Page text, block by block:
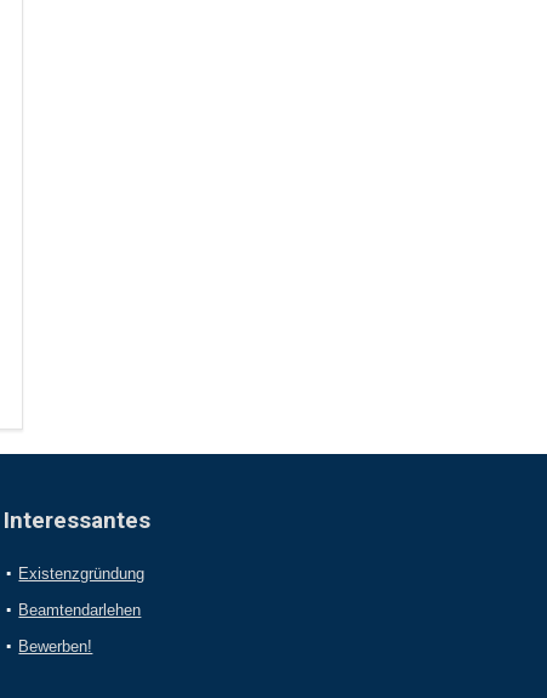
Interessantes
Existenzgründung
Beamtendarlehen
Bewerben!